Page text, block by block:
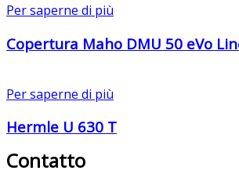
Per saperne di più
Copertura Maho DMU 50 eVo
Per saperne di più
Hermle U 630 T
Contatto